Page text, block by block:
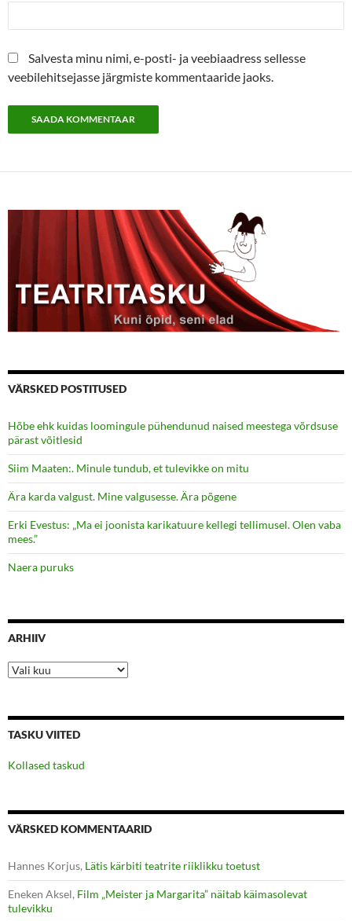
Salvesta minu nimi, e-posti- ja veebiaadress sellesse
veebilehitsejasse järgmiste kommentaaride jaoks.
VÄRSKED POSTITUSED
Hõbe ehk kuidas loomingule pühendunud naised meestega võrdsuse
pärast võitlesid
Siim Maaten:. Minule tundub, et tulevikke on mitu
Ära karda valgust. Mine valgusesse. Ära põgene
Erki Evestus: „Ma ei joonista karikatuure kellegi tellimusel. Olen vaba
mees.”
Naera puruks
ARHIIV
Arhiiv
TASKU VIITED
Kollased taskud
VÄRSKED KOMMENTAARID
Hannes Korjus, Lätis kärbiti teatrite riiklikku toetust
Eneken Aksel, Film „Meister ja Margarita” näitab käimasolevat
tulevikku